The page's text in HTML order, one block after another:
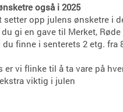
også i 2025
setter opp julens ønsketre i
du gi en gave til Merket,
du finne i senterets 2 etg. fra
er vi flinke til å ta vare på
viktig i julen